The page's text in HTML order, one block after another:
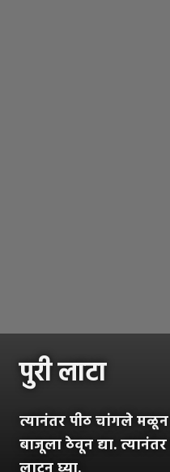
पुरी लाटा
त्यानंतर पीठ चांगले मळून
बाजूला ठेवून द्या.